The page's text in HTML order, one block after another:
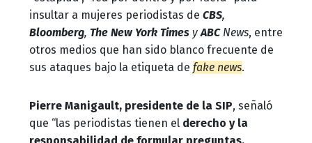
insultar a mujeres periodistas de CBS,
Bloomberg, The New York Times yABCNews, entre
otros medios que han sido blanco frecuente de
sus ataques bajo la etiqueta de fake news.
Pierre Manigault, presidente de la SIP, señaló
que “las periodistas tienen el derecho y la